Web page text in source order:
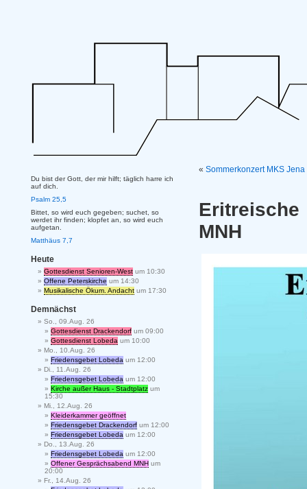
« Sommerkonzert MKS
Eritreische
MNH
Du bist der Gott, der mir hilft; täglich harre ich
auf dich.
Psalm 25,5
Bittet, so wird euch gegeben; suchet, so
werdet ihr finden; klopfet an, so wird euch
aufgetan.
Matthäus 7,7
Heute
Gottesdienst Senioren-West um 10:30
Offene Peterskirche um 14:30
Musikalische Ökum. Andacht um 17:30
Demnächst
So., 09.Aug. 26
Gottesdienst Drackendorf um 09:00
Gottesdienst Lobeda um 10:00
Mo., 10.Aug. 26
Friedensgebet Lobeda um 12:00
Di., 11.Aug. 26
Friedensgebet Lobeda um 12:00
Kirche außer Haus - Stadtplatz um
15:30
Mi., 12.Aug. 26
Kleiderkammer geöffnet
Friedensgebet Drackendorf um 12:00
Friedensgebet Lobeda um 12:00
Do., 13.Aug. 26
Friedensgebet Lobeda um 12:00
Offener Gesprächsabend MNH um
20:00
Fr., 14.Aug. 26